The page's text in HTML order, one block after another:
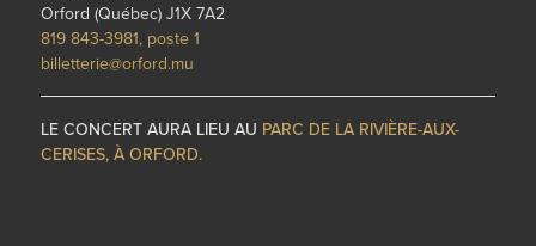
Orford (Québec) J1X 7A2
819 843-3981, poste 1
billetterie@orford.mu
LE CONCERT AURA LIEU AU PARC DE LA RIVIÈRE-AUX-
CERISES, À ORFORD.